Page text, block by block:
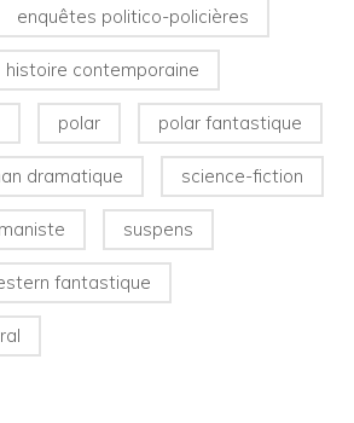
enquêtes politico-policières
histoire contemporaine
polar polar fantastique
dramatique science-fiction
suspens
fantastique